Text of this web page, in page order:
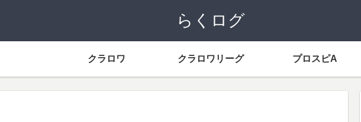
らくログ
クラロワ クラロワリーグ プロスピA